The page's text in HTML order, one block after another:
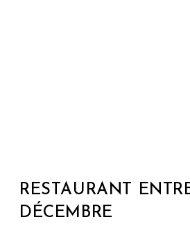
RESTAURANT
DÉCEMBRE